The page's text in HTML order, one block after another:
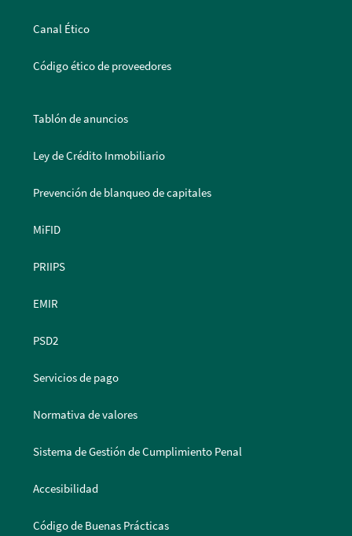
Canal Ético
Código ético de proveedores
Tablón de anuncios
Ley de Crédito Inmobiliario
Prevención de blanqueo de capitales
MiFID
PRIIPS
EMIR
PSD2
Servicios de pago
Normativa de valores
Sistema de Gestión de Cumplimiento Penal
Accesibilidad
Código de Buenas Prácticas